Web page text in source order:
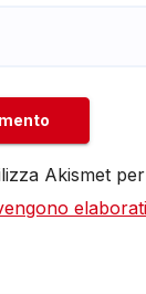
Akismet